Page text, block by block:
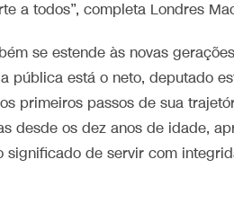
a todos”, completa Londres
se estende às novas
pública está o neto, deputado
primeiros passos de sua
desde os dez anos de idade,
de servir com